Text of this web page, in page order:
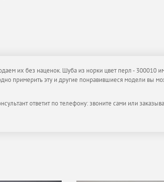
их без наценок. Шуба из норки цвет перл - 300010
примерить эту и другие понравившиеся модели вы
ответит по телефону: звоните сами или